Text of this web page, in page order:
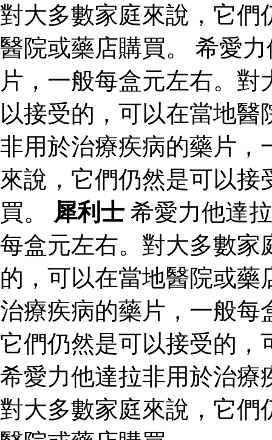
對大多數家庭來說，它們
醫院或藥店購買。 希愛
片，一般每盒元左右。
以接受的，可以在當地
非用於治療疾病的藥片，
來說，它們仍然是可以
買。 犀利士 希愛力他達
每盒元左右。對大多數家
的，可以在當地醫院或
治療疾病的藥片，一般每
它們仍然是可以接受的，
希愛力他達拉非用於治療
對大多數家庭來說，它們